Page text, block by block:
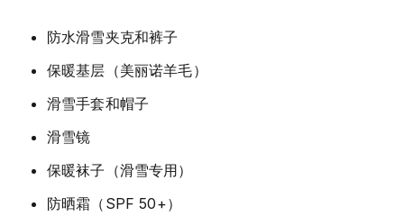
防水滑雪夹克和裤子
保暖基层（美丽诺羊毛）
滑雪手套和帽子
滑雪镜
保暖袜子（滑雪专用）
防晒霜（SPF 50+）